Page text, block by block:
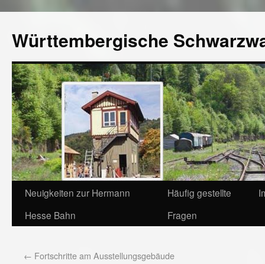
Württembergische
Neuigkeiten zur Hermann
Hesse Bahn
Häufig gestellte
Fragen
← Fortschritte am Ausstellungsgebäude